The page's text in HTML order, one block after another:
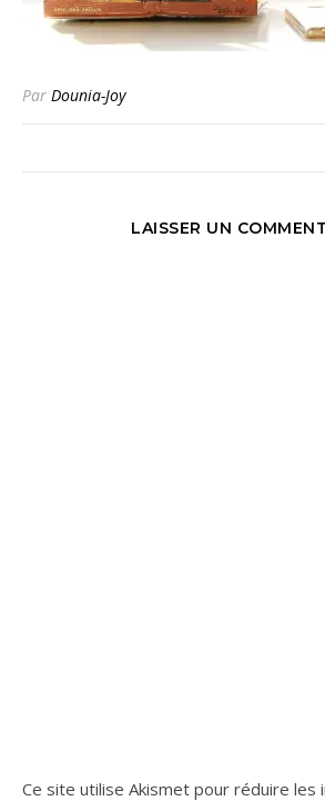
Par Dounia-Joy
LAISSER UN
Ce site utilise Akismet pour réduire les